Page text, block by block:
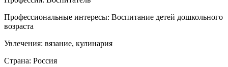
Профессиональные интересы: Воспитание детей дошкольного
возраста
Увлечения: вязание, кулинария
Страна: Россия